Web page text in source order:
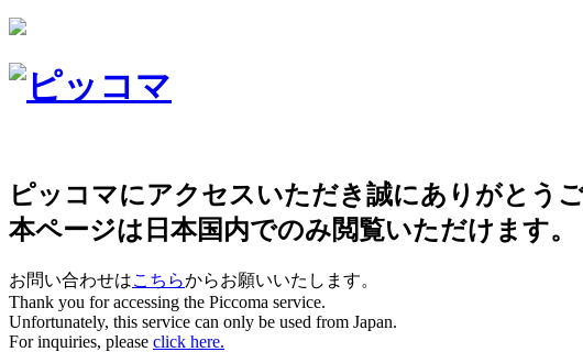
ピッコマにアクセスいただき誠にありがとうご
本ページは日本国内でのみ閲覧いただけます。
お問い合わせはこちらからお願いいたします。
Thank you for accessing the Piccoma service.
Unfortunately, this service can only be used from Japan.
For inquiries, please click here.